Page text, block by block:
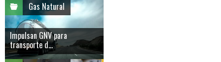
Gas Natural
Impulsan GNV para
transporte d...